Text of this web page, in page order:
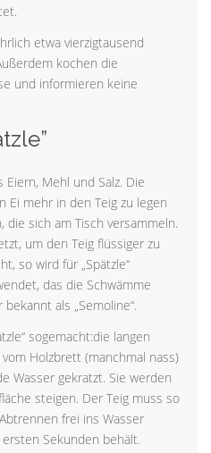
etwa vierzigtausend
kochen die
und informieren keine
Mehl und Salz. Die
Ei mehr in den Teig zu legen
die sich am Tisch versammeln.
um den Teig flüssiger zu
so wird für „Spätzle“
das die Schwämme
als „Semoline“.
sogemacht:die langen
Holzbrett (manchmal nass)
Wasser gekratzt. Sie werden
steigen. Der Teig muss so
frei ins Wasser
Sekunden behält.